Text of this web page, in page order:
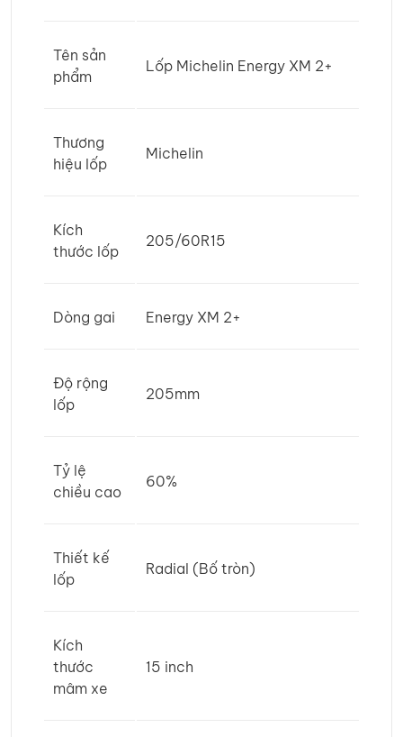
Tên sản
phẩm
Lốp Michelin Energy XM 2+
Thương
hiệu lốp
Michelin
Kích
thước lốp
205/60R15
Dòng gai Energy XM 2+
Độ rộng
lốp
205mm
Tỷ lệ
chiều cao
60%
Thiết kế
lốp
Radial (Bố tròn)
Kích
thước
mâm xe
15 inch